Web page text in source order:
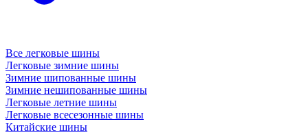
Все легковые шины
Легковые зимние шины
Зимние шипованные шины
Зимние нешипованные шины
Легковые летние шины
Легковые всесезонные шины
Китайские шины